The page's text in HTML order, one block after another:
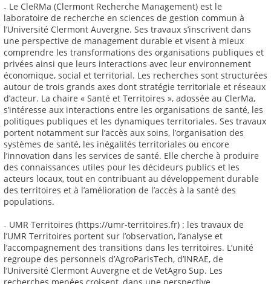
₋ Le CleRMa (Clermont Recherche Management) est le
laboratoire de recherche en sciences de gestion commun à
l’Université Clermont Auvergne. Ses travaux s’inscrivent dans
une perspective de management durable et visent à mieux
comprendre les transformations des organisations publiques et
privées ainsi que leurs interactions avec leur environnement
économique, social et territorial. Les recherches sont structurées
autour de trois grands axes dont stratégie territoriale et réseaux
d’acteur. La chaire « Santé et Territoires », adossée au ClerMa,
s’intéresse aux interactions entre les organisations de santé, les
politiques publiques et les dynamiques territoriales. Ses travaux
portent notamment sur l’accès aux soins, l’organisation des
systèmes de santé, les inégalités territoriales ou encore
l’innovation dans les services de santé. Elle cherche à produire
des connaissances utiles pour les décideurs publics et les
acteurs locaux, tout en contribuant au développement durable
des territoires et à l’amélioration de l’accès à la santé des
populations.
₋ UMR Territoires (https://umr-territoires.fr) : les travaux de
l’UMR Territoires portent sur l’observation, l’analyse et
l’accompagnement des transitions dans les territoires. L’unité
regroupe des personnels d’AgroParisTech, d’INRAE, de
l’Université Clermont Auvergne et de VetAgro Sup. Les